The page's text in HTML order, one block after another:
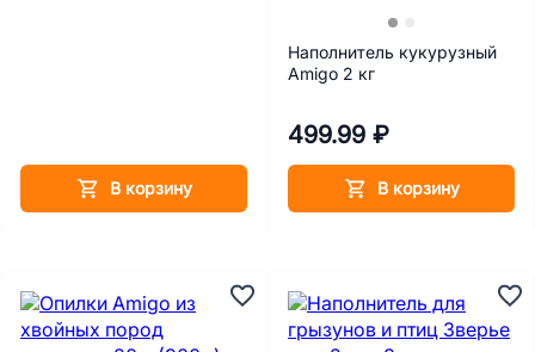
В корзину
Наполнитель кукурузный
Amigo 2 кг
499.99 ₽
В корзину